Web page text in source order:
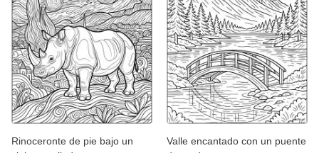
Rinoceronte de pie bajo un
Valle encantado con un puente